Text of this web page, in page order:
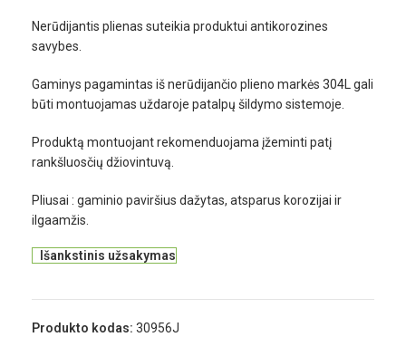
Nerūdijantis plienas suteikia produktui antikorozines
savybes.
Gaminys pagamintas iš nerūdijančio plieno markės 304L gali
būti montuojamas uždaroje patalpų šildymo sistemoje.
Produktą montuojant rekomenduojama įžeminti patį
rankšluosčių džiovintuvą.
Pliusai : gaminio paviršius dažytas, atsparus korozijai ir
ilgaamžis.
Išankstinis užsakymas
Produkto kodas: 30956J